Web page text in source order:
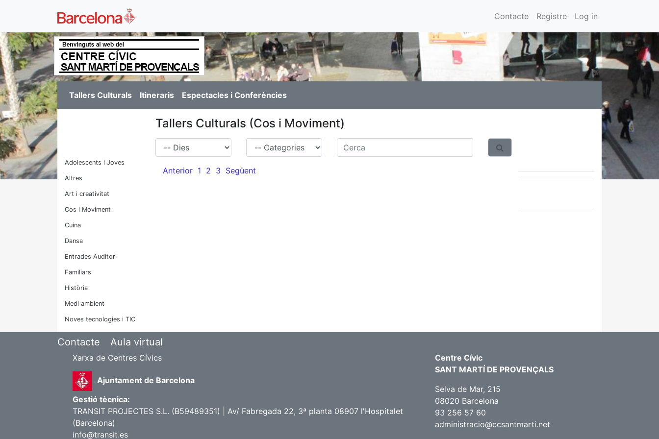
Contacte Registre Log in
Tallers Culturals Itineraris Espectacles i Conferències
Adolescents i Joves
Altres
Art i creativitat
Cos i Moviment
Cuina
Dansa
Entrades Auditori
Familiars
Història
Medi ambient
Noves tecnologies i TIC
Tallers Culturals (Cos i Moviment)
Cerca
Anterior 1 2 3 Següent
Contacte Aula virtual
Xarxa de Centres Cívics
Ajuntament de Barcelona
Gestió tècnica:
TRANSIT PROJECTES S.L. (B59489351) | Av/ Fabregada 22, 3ª planta 08907 l'Hospitalet
(Barcelona)
info@transit.es
Centre Cívic
SANT MARTÍ DE PROVENÇALS
Selva de Mar, 215
08020 Barcelona
93 256 57 60
administracio@ccsantmarti.net